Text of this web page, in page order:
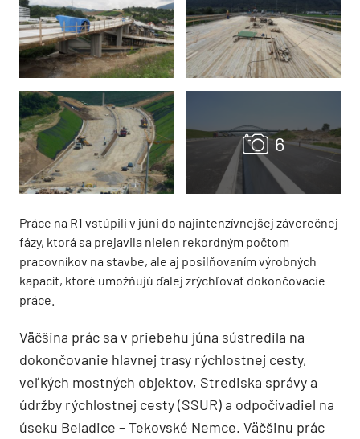
Práce na R1 vstúpili v júni do najintenzívnejšej záverečnej
fázy, ktorá sa prejavila nielen rekordným počtom
pracovníkov na stavbe, ale aj posilňovaním výrobných
kapacít, ktoré umožňujú ďalej zrýchľovať dokončovacie
práce.
Väčšina prác sa v priebehu júna sústredila na
dokončovanie hlavnej trasy rýchlostnej cesty,
veľkých mostných objektov, Strediska správy a
údržby rýchlostnej cesty (SSUR) a odpočívadiel na
úseku Beladice – Tekovské Nemce. Väčšinu prác